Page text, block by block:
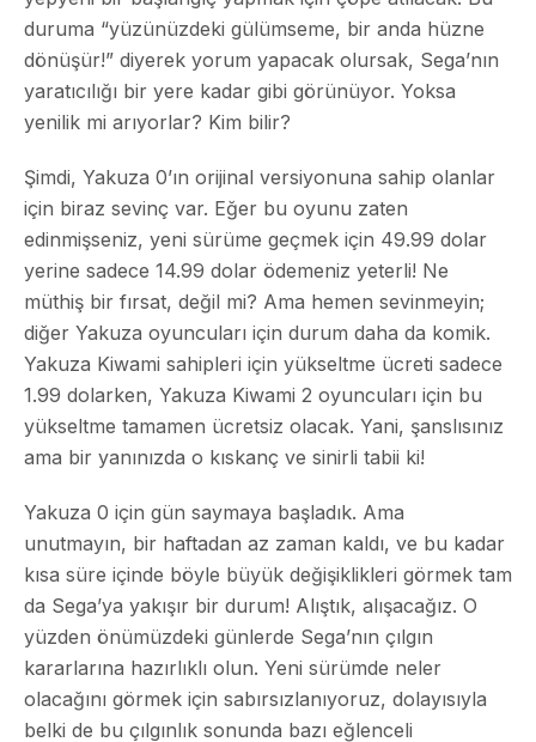
duruma “yüzünüzdeki gülümseme, bir anda hüzne
dönüşür!” diyerek yorum yapacak olursak, Sega’nın
yaratıcılığı bir yere kadar gibi görünüyor. Yoksa
yenilik mi arıyorlar? Kim bilir?
Şimdi, Yakuza 0’ın orijinal versiyonuna sahip olanlar
için biraz sevinç var. Eğer bu oyunu zaten
edinmişseniz, yeni sürüme geçmek için 49.99 dolar
yerine sadece 14.99 dolar ödemeniz yeterli! Ne
müthiş bir fırsat, değil mi? Ama hemen sevinmeyin;
diğer Yakuza oyuncuları için durum daha da komik.
Yakuza Kiwami sahipleri için yükseltme ücreti sadece
1.99 dolarken, Yakuza Kiwami 2 oyuncuları için bu
yükseltme tamamen ücretsiz olacak. Yani, şanslısınız
ama bir yanınızda o kıskanç ve sinirli tabii ki!
Yakuza 0 için gün saymaya başladık. Ama
unutmayın, bir haftadan az zaman kaldı, ve bu kadar
kısa süre içinde böyle büyük değişiklikleri görmek tam
da Sega’ya yakışır bir durum! Alıştık, alışacağız. O
yüzden önümüzdeki günlerde Sega’nın çılgın
kararlarına hazırlıklı olun. Yeni sürümde neler
olacağını görmek için sabırsızlanıyoruz, dolayısıyla
belki de bu çılgınlık sonunda bazı eğlenceli